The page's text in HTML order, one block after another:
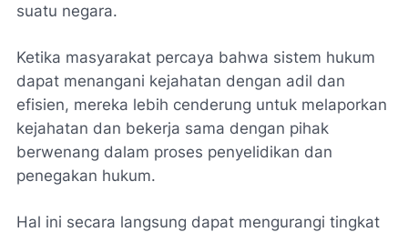
suatu negara.
Ketika masyarakat percaya bahwa sistem hukum
dapat menangani kejahatan dengan adil dan
efisien, mereka lebih cenderung untuk melaporkan
kejahatan dan bekerja sama dengan pihak
berwenang dalam proses penyelidikan dan
penegakan hukum.
Hal ini secara langsung dapat mengurangi tingkat